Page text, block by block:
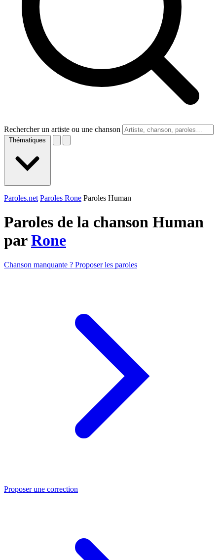
Rechercher un artiste ou une chanson
Thématiques
Paroles.net Paroles Rone Paroles Human
Paroles de la chanson Human
parRone
Chanson manquante ? Proposer les paroles
Proposer une correction